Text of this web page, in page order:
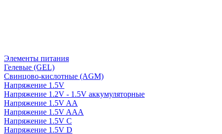
Элементы питания
Гелевые (GEL)
Свинцово-кислотные (AGM)
Напряжение 1.5V
Напряжение 1.2V - 1.5V аккумуляторные
Напряжение 1.5V AA
Напряжение 1.5V AAA
Напряжение 1.5V C
Напряжение 1.5V D